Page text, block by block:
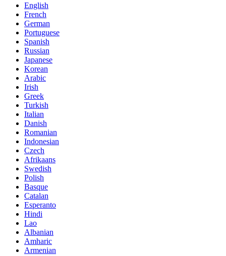
English
French
German
Portuguese
Spanish
Russian
Japanese
Korean
Arabic
Irish
Greek
Turkish
Italian
Danish
Romanian
Indonesian
Czech
Afrikaans
Swedish
Polish
Basque
Catalan
Esperanto
Hindi
Lao
Albanian
Amharic
Armenian